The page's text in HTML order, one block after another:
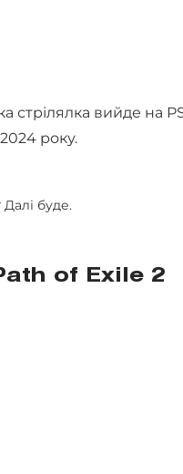
стрілялка вийде на
року.
Далі буде.
of Exile 2